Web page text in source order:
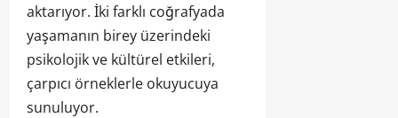
aktarıyor. İki farklı coğrafyada
yaşamanın birey üzerindeki
psikolojik ve kültürel etkileri,
çarpıcı örneklerle okuyucuya
sunuluyor.